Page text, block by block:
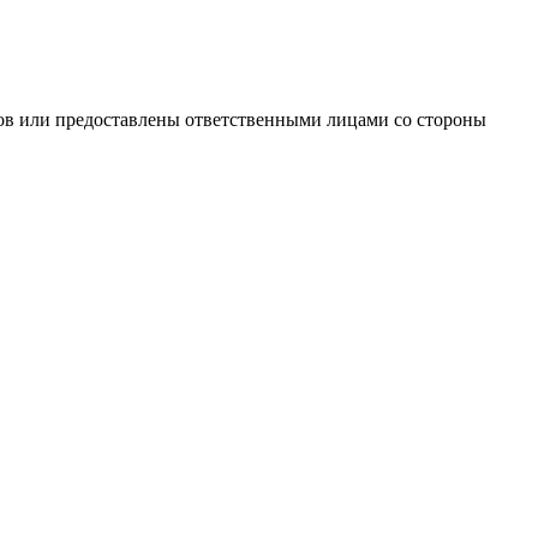
или предоставлены ответственными лицами со стороны